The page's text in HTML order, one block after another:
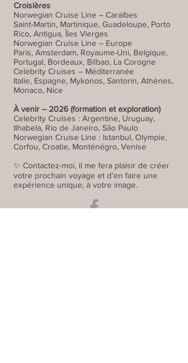
Croisières
Norwegian Cruise Line – Caraïbes
Saint-Martin, Martinique, Guadeloupe, Porto
Rico, Antigua, Îles Vierges
Norwegian Cruise Line – Europe
Paris, Amsterdam, Royaume-Uni, Belgique,
Portugal, Bordeaux, Bilbao, La Corogne
Celebrity Cruises – Méditerranée
Italie, Espagne, Mykonos, Santorin, Athènes,
Monaco, Nice
À venir – 2026 (formation et exploration)
Celebrity Cruises : Argentine, Uruguay,
Ilhabela, Rio de Janeiro, São Paulo
Norwegian Cruise Line : Istanbul, Olympie,
Corfou, Croatie, Monténégro, Venise
✨ Contactez-moi, il me fera plaisir de créer
votre prochain voyage et d’en faire une
expérience unique, à votre image.